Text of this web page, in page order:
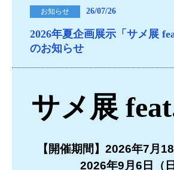
お知らせ 26/07/26
2026年夏企画展示「サメ展
のお知らせ
サメ展
【開催期間】2026年7月
2026年9月6 日（